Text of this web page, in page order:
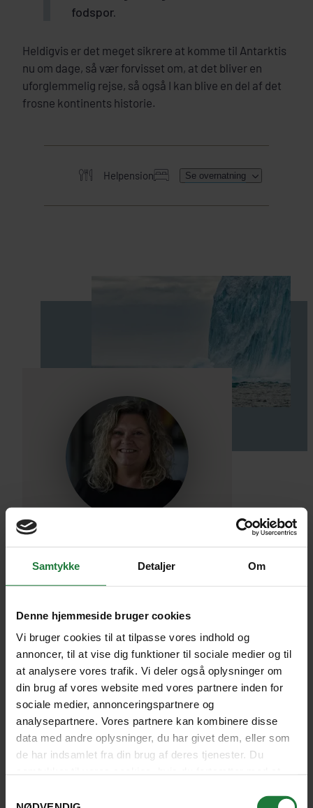
Samtykke Detaljer Om
Denne hjemmeside bruger cookies
Vi bruger cookies til at tilpasse vores indhold og
annoncer, til at vise dig funktioner til sociale medier og til
at analysere vores trafik. Vi deler også oplysninger om
din brug af vores website med vores partnere inden for
sociale medier, annonceringspartnere og
analysepartnere. Vores partnere kan kombinere disse
data med andre oplysninger, du har givet dem, eller som
de har indsamlet fra din brug af deres tjenester. Du
fodspor.
Heldigvis er det meget sikrere at komme til Antarktis
nu om dage, så vær forvisset om, at det bliver en
uforglemmelig rejse, så også I kan blive en del af det
frosne kontinents historie.
Helpension Se overnatning
INKLUDERET I PRISEN
Antarktis
M/S Fridtjof Nansen eller M/S Roald
Amundsen, HX Expeditions
Sandra Øhlers Brooker
Tlf. 4526 0000
SKRIV TIL OS
DAG 5-9
ANKOMST TIL ANTARKTIS, ET MØDE MED EN
ANDEN VERDEN